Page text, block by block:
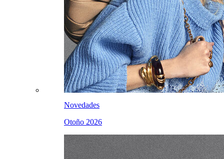
Novedades
Otoño 2026